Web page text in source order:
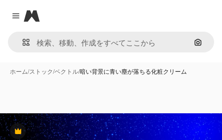
Close menu
Magnific
画像で
ホーム/ストック/ベクトル/暗い背景に青い塵が落ちる化粧クリーム
Premium